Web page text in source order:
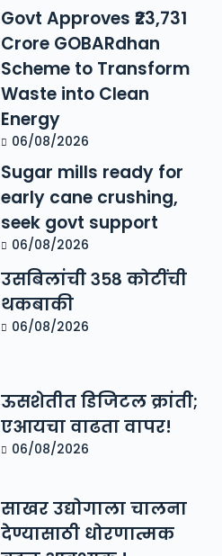
Govt Approves ₹23,731
Crore GOBARdhan
Scheme to Transform
Waste into Clean
Energy
06/08/2026
Sugar mills ready for
early cane crushing,
seek govt support
06/08/2026
उसबिलांची ३५८ कोटींची
थकबाकी
06/08/2026
ऊसशेतीत डिजिटल क्रांती;
एआयचा वाढता वापर!
06/08/2026
साखर उद्योगाला चालना
देण्यासाठी धोरणात्मक